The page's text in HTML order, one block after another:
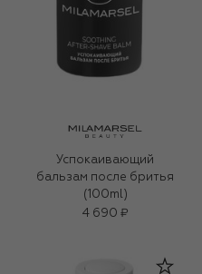
Успокаивающий
бальзам после бритья
(100ml)
4 690 ₽